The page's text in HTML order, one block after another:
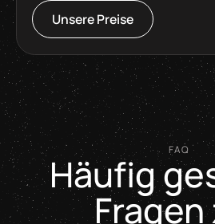
Unsere Preise
FAQ
Häufig
Fragen